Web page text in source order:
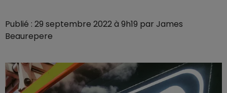
Publié : 29 septembre 2022 à 9h19 par James
Beaurepere